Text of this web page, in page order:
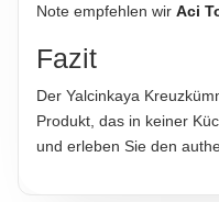
Note empfehlen wir Aci
Fazit
Der Yalcinkaya
Produkt, das in keiner
und erleben Sie den